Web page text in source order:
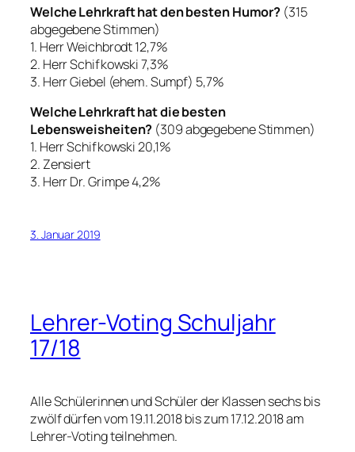
Welche Lehrkraft hat den besten Humor? (315
abgegebene Stimmen)
1. Herr Weichbrodt 12,7%
2. Herr Schifkowski 7,3%
3. Herr Giebel (ehem. Sumpf) 5,7%
Welche Lehrkraft hat die besten
Lebensweisheiten? (309 abgegebene Stimmen)
1. Herr Schifkowski 20,1%
2. Zensiert
3. Herr Dr. Grimpe 4,2%
3. Januar 2019
Lehrer-Voting Schuljahr
17/18
Alle Schülerinnen und Schüler der Klassen sechs bis
zwölf dürfen vom 19.11.2018 bis zum 17.12.2018 am
Lehrer-Voting teilnehmen.